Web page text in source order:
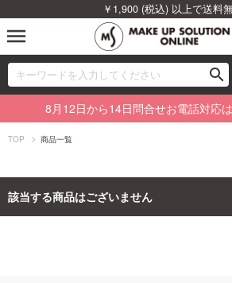
￥1,900 (税込) 以上で送料
menu
search
00 ブランドから探す
カテゴリから探す
8月12日から14日問合せお電話対応
TOP 商品一覧
該当する商品はございません